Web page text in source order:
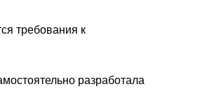
требования к
разработала